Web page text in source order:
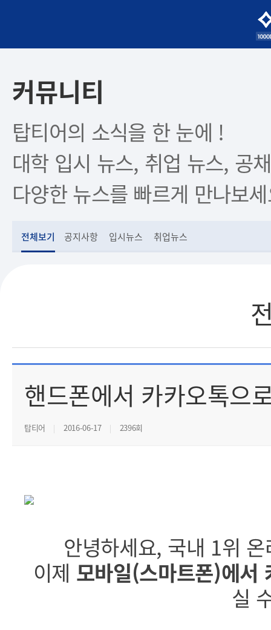
커뮤니티
탑티어의 소식을 한 눈에 !
대학 입시 뉴스, 취업 뉴스, 공
다양한 뉴스를 빠르게 만나보
전체보기 공지사항 입시뉴스 취업뉴스
핸드폰에서 카카오톡으
탑티어 2016-06-17 2396회
안녕하세요, 국내 1위
이제 모바일(스마트폰)에서
실